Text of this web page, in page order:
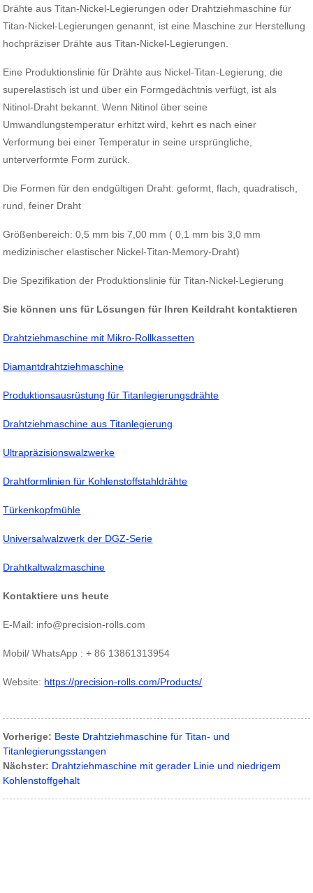
Drähte aus Titan-Nickel-Legierungen oder Drahtziehmaschine für
Titan-Nickel-Legierungen genannt, ist eine Maschine zur Herstellung
hochpräziser Drähte aus Titan-Nickel-Legierungen.
Eine Produktionslinie für Drähte aus Nickel-Titan-Legierung, die
superelastisch ist und über ein Formgedächtnis verfügt, ist als
Nitinol-Draht bekannt. Wenn Nitinol über seine
Umwandlungstemperatur erhitzt wird, kehrt es nach einer
Verformung bei einer Temperatur in seine ursprüngliche,
unterverformte Form zurück.
Die Formen für den endgültigen Draht: geformt, flach, quadratisch,
rund, feiner Draht
Größenbereich: 0,5 mm bis 7,00 mm ( 0,1 mm bis 3,0 mm
medizinischer elastischer Nickel-Titan-Memory-Draht)
Die Spezifikation der Produktionslinie für Titan-Nickel-Legierung
Sie können uns für Lösungen für Ihren Keildraht kontaktieren
Drahtziehmaschine mit Mikro-Rollkassetten
Diamantdrahtziehmaschine
Produktionsausrüstung für Titanlegierungsdrähte
Drahtziehmaschine aus Titanlegierung
Ultrapräzisionswalzwerke
Drahtformlinienfür Kohlenstoffstahldrähte
Türkenkopfmühle
Universalwalzwerk der DGZ-Serie
Drahtkaltwalzmaschine
Kontaktiere uns heute
E-Mail: info@precision-rolls.com
Mobil/ WhatsApp : + 86 13861313954
Website: https://precision-rolls.com/Products/
Vorherige: Beste Drahtziehmaschine für Titan- und
Titanlegierungsstangen
Nächster: Drahtziehmaschine mit gerader Linie und niedrigem
Kohlenstoffgehalt